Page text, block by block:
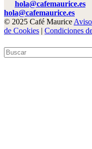
hola@cafemaurice.es
hola@cafemaurice.es
© 2025 Café Maurice
de Cookies | Condiciones